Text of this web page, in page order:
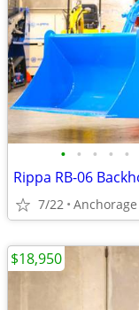
• • • • •
7/22 Anchorage
$18,950